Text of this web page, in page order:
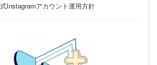
Instagramアカウント運用方針